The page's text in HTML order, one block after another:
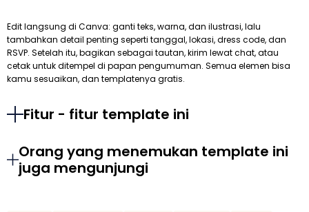
Edit langsung di Canva: ganti teks, warna, dan ilustrasi, lalu
tambahkan detail penting seperti tanggal, lokasi, dress code, dan
RSVP. Setelah itu, bagikan sebagai tautan, kirim lewat chat, atau
cetak untuk ditempel di papan pengumuman. Semua elemen bisa
kamu sesuaikan, dan templatenya gratis.
Fitur - fitur template ini
Orang yang menemukan template ini
juga mengunjungi